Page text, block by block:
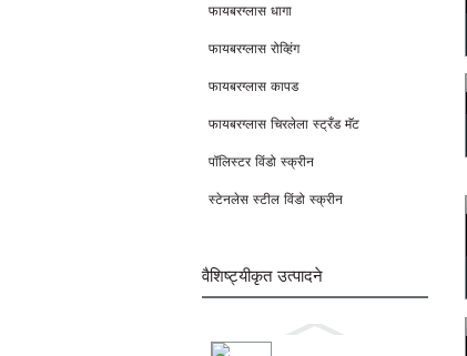
फायबरग्लास धागा
फायबरग्लास रोव्हिंग
फायबरग्लास कापड
फायबरग्लास चिरलेला स्ट्रँड मॅट
पॉलिस्टर विंडो स्क्रीन
स्टेनलेस स्टील विंडो स्क्रीन
वैशिष्ट्यीकृत उत्पादने